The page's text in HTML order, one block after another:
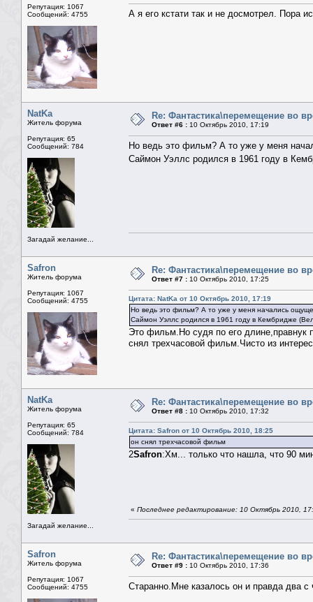
Репутация: 1067
Сообщений: 4755
А я его кстати так и не досмотрел. Пора
NatKa
Житель форума
Репутация: 65
Сообщений: 784
Загадай желание...
Re: Фантастика\перемещение во
Ответ #6 : 10 Октябрь 2010, 17:19
Но ведь это фильм? А то уже у меня
Саймон Уэллс родился в 1961 году в
Safron
Житель форума
Репутация: 1067
Сообщений: 4755
Re: Фантастика\перемещение во
Ответ #7 : 10 Октябрь 2010, 17:25
Цитата: NatKa от 10 Октябрь 2010, 17:19
Но ведь это фильм? А то уже у меня начались
Саймон Уэллс родился в 1961 году в Кембридже
Это фильм.Но судя по его длине,правнук
снял трехчасовой фильм.Чисто из
NatKa
Житель форума
Репутация: 65
Сообщений: 784
Загадай желание...
Re: Фантастика\перемещение во
Ответ #8 : 10 Октябрь 2010, 17:32
Цитата: Safron от 10 Октябрь 2010, 18:25
он снял трехчасовой фильм
2Safron:Хм... только что нашла, что 90
« Последнее редактирование: 10 Октябрь 2010,
Safron
Житель форума
Репутация: 1067
Сообщений: 4755
Re: Фантастика\перемещение во
Ответ #9 : 10 Октябрь 2010, 17:36
Старанно.Мне казалось он и правда два